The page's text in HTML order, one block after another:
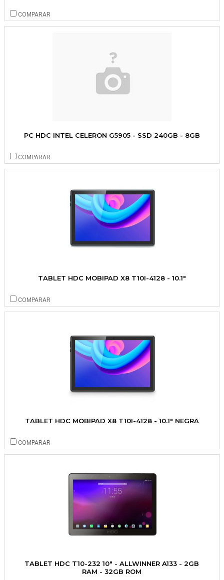
COMPARAR
PC HDC INTEL CELERON G5905 - SSD 240GB - 8GB
COMPARAR
TABLET HDC MOBIPAD X8 T10I-4128 - 10.1"
COMPARAR
TABLET HDC MOBIPAD X8 T10I-4128 - 10.1" NEGRA
COMPARAR
TABLET HDC T10-232 10" - ALLWINNER A133 - 2GB
RAM - 32GB ROM